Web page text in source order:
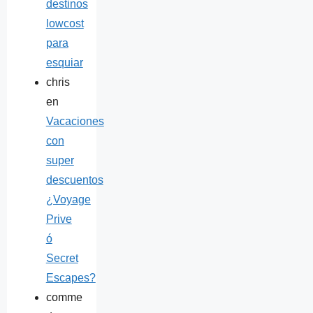
destinos
lowcost
para
esquiar
chris
en
Vacaciones
con
super
descuentos
¿Voyage
Prive
ó
Secret
Escapes?
comme